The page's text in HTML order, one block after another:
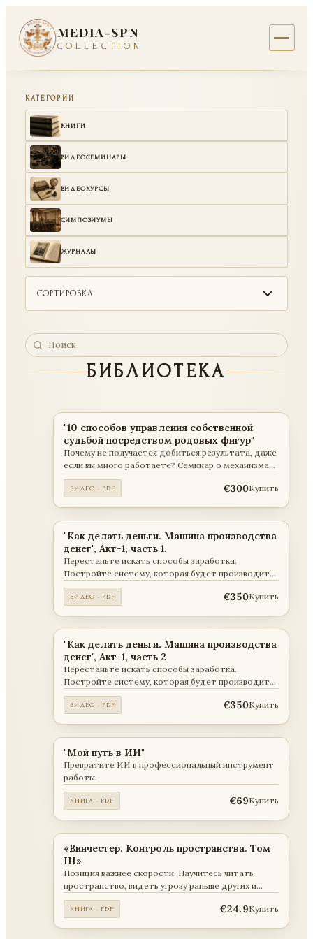
MEDIA-SPN
COLLECTION
КАТЕГОРИИ
КНИГИ
ВИДЕОСЕМИНАРЫ
ВИДЕОКУРСЫ
СИМПОЗИУМЫ
ЖУРНАЛЫ
СОРТИРОВКА
БИБЛИОТЕКА
"10 способов управления собственной
судьбой посредством родовых фигур"
Почему не получается добиться результата, даже
если вы много работаете? Семинар о механизмах
управления собственной судьбой посредством
родовых фигур.
ВИДЕО · PDF €300Купить
"Как делать деньги. Машина производства
денег", Акт-1, часть 1.
Перестаньте искать способы заработка.
Постройте систему, которая будет производить
деньги.
ВИДЕО · PDF €350Купить
"Как делать деньги. Машина производства
денег", Акт-1, часть 2
Перестаньте искать способы заработка.
Постройте систему, которая будет производить
деньги.
ВИДЕО · PDF €350Купить
"Мой путь в ИИ"
Превратите ИИ в профессиональный инструмент
работы.
КНИГА · PDF €69Купить
«Винчестер. Контроль пространства. Том
III»
Позиция важнее скорости. Научитесь читать
пространство, видеть угрозу раньше других и
определять исход до начала активных действий.
КНИГА · PDF €24.9Купить